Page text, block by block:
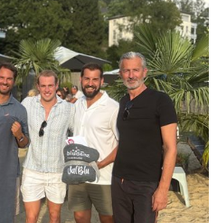
des Amts der